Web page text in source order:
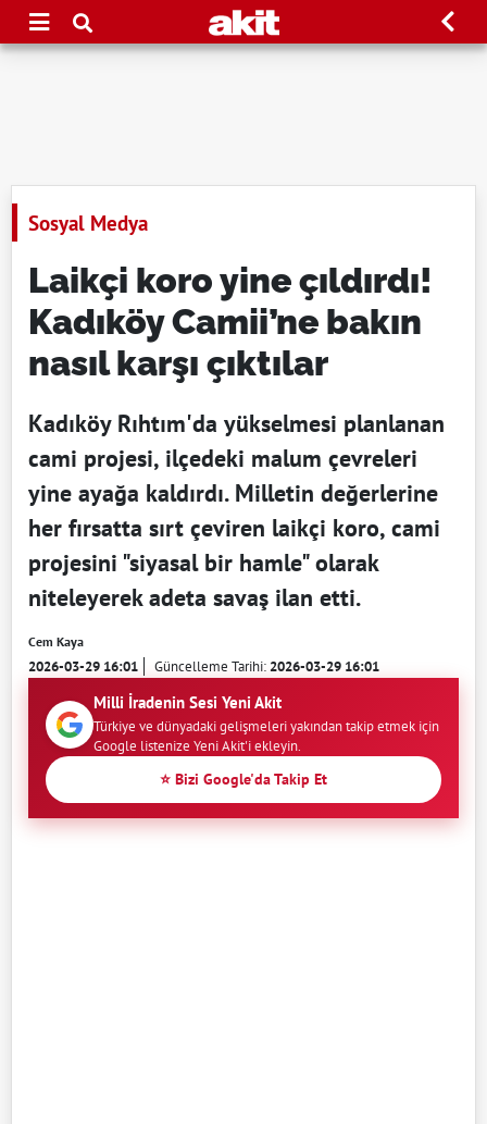
Sosyal Medya
Laikçi koro yine çıldırdı!
Kadıköy Camii’ne bakın
nasıl karşı çıktılar
Kadıköy Rıhtım'da yükselmesi planlanan
cami projesi, ilçedeki malum çevreleri
yine ayağa kaldırdı. Milletin değerlerine
her fırsatta sırt çeviren laikçi koro, cami
projesini "siyasal bir hamle" olarak
niteleyerek adeta savaş ilan etti.
Cem Kaya
2026-03-29 16:01 Güncelleme Tarihi:2026-03-29 16:01
Milli İradenin Sesi Yeni Akit
Türkiye ve dünyadaki gelişmeleri yakından takip etmek için
Google listenize Yeni Akit'i ekleyin.
⭐ Bizi Google'da Takip Et